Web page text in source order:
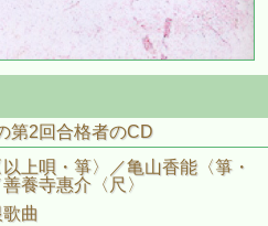
第2回合格者のCD
上唄・箏〉／亀山香能〈箏・
養寺惠介〈尺〉
曲